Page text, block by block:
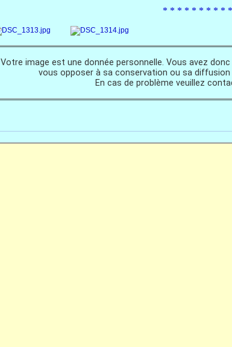
*​ * * *​ * * *​ * *
Votre image est une donnée personnelle. Vous avez
vous opposer à sa conservation ou sa
En cas de problème veuillez